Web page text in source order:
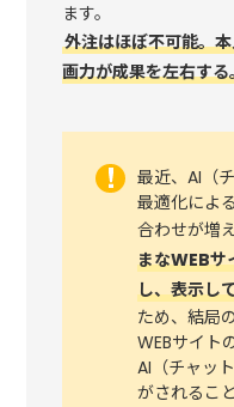
ます。
外注はほぼ不可能。
画力が成果を左右する
最近、AI（
最適化によ
合わせが増
まなWEBサ
し、表示し
ため、結局
WEBサイト
AI（チャッ
がされるこ